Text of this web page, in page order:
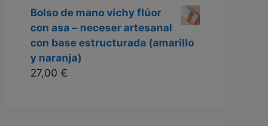
Bolso de mano vichy flúor
con asa – neceser artesanal
con base estructurada (amarillo
y naranja)
27,00 €